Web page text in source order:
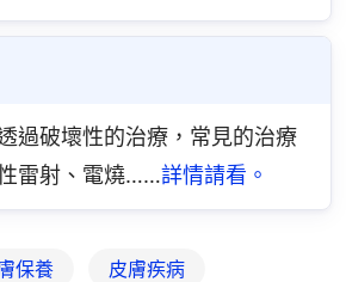
過破壞性的治療，常見的治療
雷射、電燒……詳情請看。
保養 皮膚疾病